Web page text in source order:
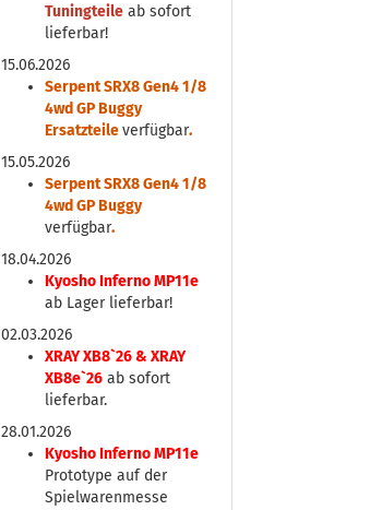
Tuningteile ab sofort
lieferbar!
15.06.2026
Serpent SRX8 Gen4 1/8
4wd GP Buggy
Ersatzteileverfügbar.
15.05.2026
Serpent SRX8 Gen4 1/8
4wd GP Buggy
verfügbar.
18.04.2026
Kyosho Inferno MP11e
ab Lager lieferbar!
02.03.2026
XRAY XB8`26 & XRAY
XB8e`26 ab sofort
lieferbar.
28.01.2026
Kyosho Inferno MP11e
Prototype auf der
Spielwarenmesse